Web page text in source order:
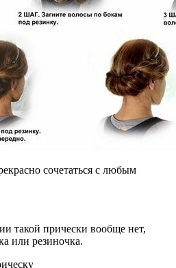
сочетаться с любым
такой прически вообще нет,
или резиночка.